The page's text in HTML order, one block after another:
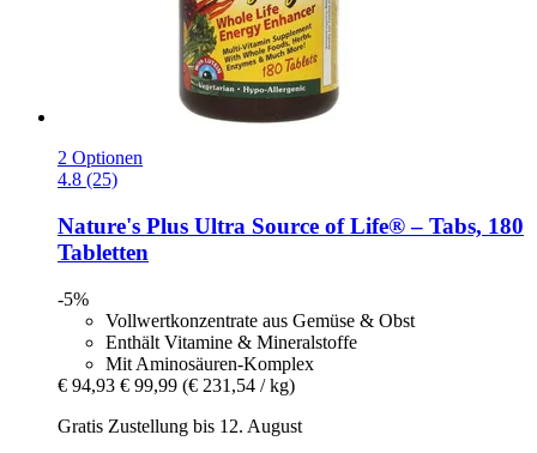
2 Optionen
4.8 (25)
Nature's Plus Ultra Source of Life® – Tabs, 180
Tabletten
-5%
Vollwertkonzentrate aus Gemüse & Obst
Enthält Vitamine & Mineralstoffe
Mit Aminosäuren-Komplex
€ 94,93 € 99,99 (€ 231,54 / kg)
Gratis Zustellung bis 12. August